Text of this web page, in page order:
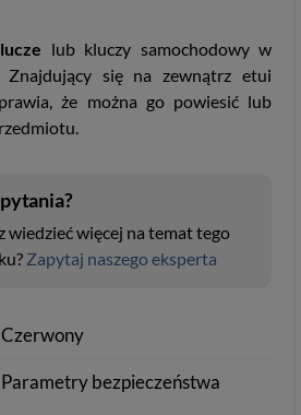
lub kluczy samochodowy w
Znajdujący się na zewnątrz etui
że można go powiesić lub
wiedzieć więcej na temat tego
Zapytaj naszego eksperta
Czerwony
Parametry bezpieczeństwa